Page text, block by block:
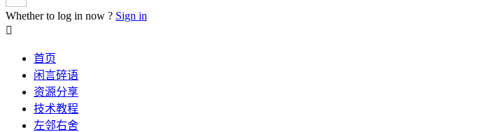
Whether to log in now ? Sign in

首页
闲言碎语
资源分享
技术教程
左邻右舍